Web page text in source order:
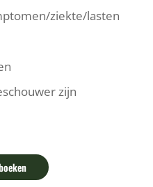
ziekte/lasten
zijn